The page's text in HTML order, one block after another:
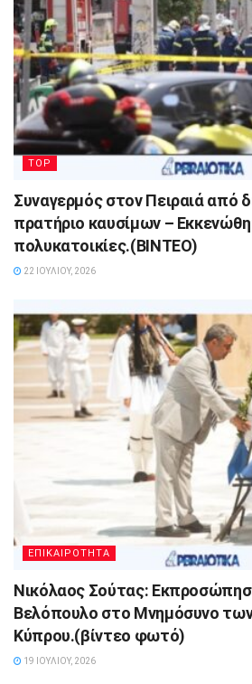
TOP
Συναγερμός στον Πειραιά από
πρατήριο καυσίμων –
πολυκατοικίες.(ΒΙΝΤΕΟ)
22 ΙΟΥΛΊΟΥ, 2026
ΕΠΙΚΑΙΡΟΤΗΤΑ
Νικόλαος Σούτας:
Βελόπουλο στο Μνημόσυνο
Κύπρου.(βίντεο φωτό)
19 ΙΟΥΛΊΟΥ, 2026